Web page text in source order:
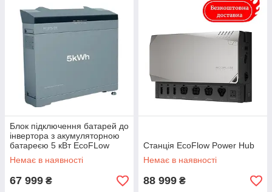
Блок підключення батарей до
інвертора з акумуляторною
батареєю 5 кВт EcoFLow
Power Ocean МедГруп
Немає в наявності
67 999 ₴
Станція EcoFlow Power Hub
Немає в наявності
88 999 ₴